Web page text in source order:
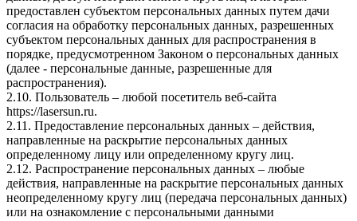
предоставлен субъектом персональных данных путем дачи
согласия на обработку персональных данных, разрешенных
субъектом персональных данных для распространения в
порядке, предусмотренном Законом о персональных данных
(далее - персональные данные, разрешенные для
распространения).
2.10. Пользователь – любой посетитель веб-сайта
https://lasersun.ru.
2.11. Предоставление персональных данных – действия,
направленные на раскрытие персональных данных
определенному лицу или определенному кругу лиц.
2.12. Распространение персональных данных – любые
действия, направленные на раскрытие персональных данных
неопределенному кругу лиц (передача персональных данных)
или на ознакомление с персональными данными